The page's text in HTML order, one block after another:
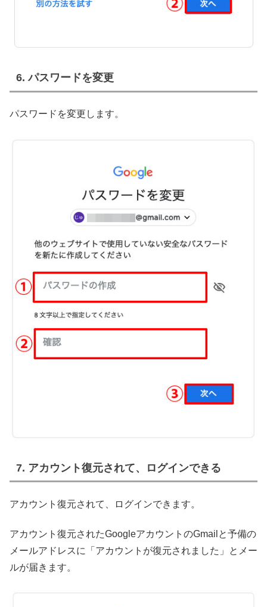
6. パスワードを変更
パスワードを変更します。
7. アカウント復元されて、ログインできる
アカウント復元されて、ログインできます。
アカウント復元されたGoogleアカウントのGmailと予備の
メールアドレスに「アカウントが復元されました」とメー
ルが届きます。